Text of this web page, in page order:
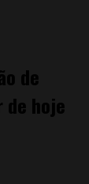
de
hoje